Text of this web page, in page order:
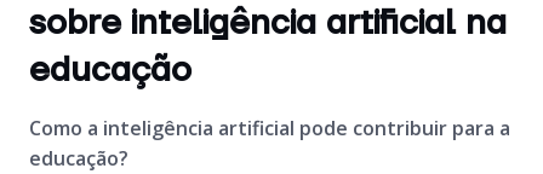
sobre inteligência artificial na
educação
Como a inteligência artificial pode contribuir para a
educação?